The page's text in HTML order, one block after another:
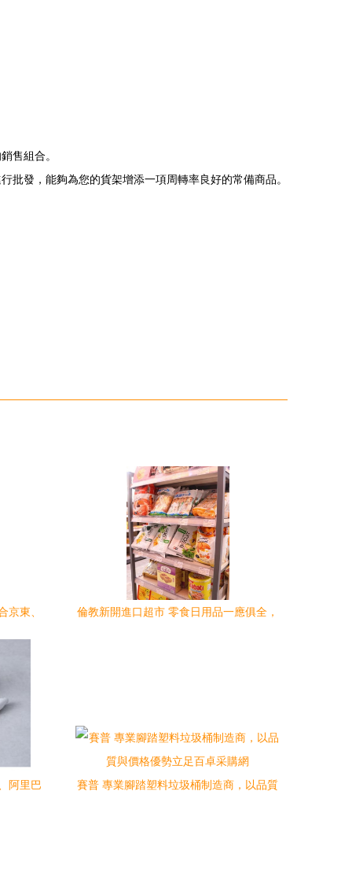
售組合。
發，能夠為您的貨架增添一項周轉率良好的常備商品。
京東、
倫教新開進口超市 零食日用品一應俱全，
阿里巴
賽普 專業腳踏塑料垃圾桶制造商，以品質